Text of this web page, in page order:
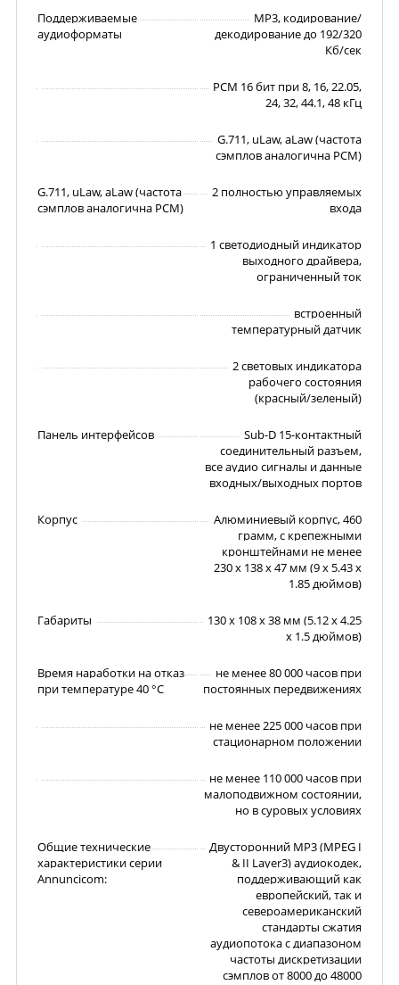
Поддерживаемые
аудиоформаты
MP3, кодирование/
декодирование до 192/320
Кб/сек
PCM 16 бит при 8, 16, 22.05,
24, 32, 44.1, 48 кГц
G.711, uLaw, aLaw (частота
сэмплов аналогична PCM)
G.711, uLaw, aLaw (частота
сэмплов аналогична PCM)
2 полностью управляемых
входа
1 светодиодный индикатор
выходного драйвера,
ограниченный ток
встроенный
температурный датчик
2 световых индикатора
рабочего состояния
(красный/зеленый)
Панель интерфейсов
Sub-D 15-контактный
соединительный разъем,
все аудио сигналы и данные
входных/выходных портов
Корпус
Алюминиевый корпус, 460
грамм, с крепежными
кронштейнами не менее
230 x 138 x 47 мм (9 x 5.43 x
1.85 дюймов)
Габариты
130 x 108 x 38 мм (5.12 x 4.25
x 1.5 дюймов)
Время наработки на отказ
при температуре 40 °C
не менее 80 000 часов при
постоянных передвижениях
не менее 225 000 часов при
стационарном положении
не менее 110 000 часов при
малоподвижном состоянии,
но в суровых условиях
Общие технические
характеристики серии
Annuncicom:
Двусторонний MP3 (MPEG I
& II Layer3) аудиокодек,
поддерживающий как
европейский, так и
североамериканский
стандарты сжатия
аудиопотока с диапазоном
частоты дискретизации
сэмплов от 8000 до 48000